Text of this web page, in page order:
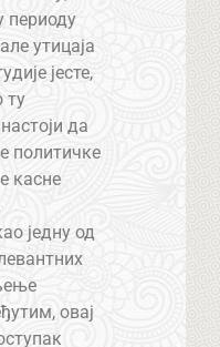
утицаја
јесте,
ту
да
политичке
касне
једну од
овај